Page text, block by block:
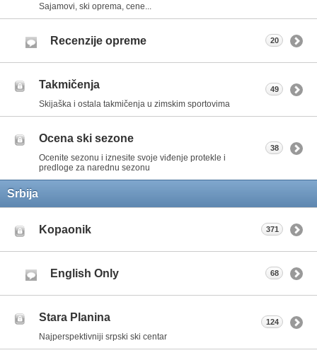
Sajamovi, ski oprema, cene...
Recenzije opreme 20
Takmičenja
Skijaška i ostala takmičenja u zimskim sportovima
49
Ocena ski sezone
Ocenite sezonu i iznesite svoje viđenje protekle i
predloge za narednu sezonu
38
Srbija
Kopaonik 371
English Only 68
Stara Planina
Najperspektivniji srpski ski centar
124